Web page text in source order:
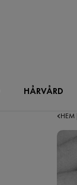
HÅRVÅRD
HEM